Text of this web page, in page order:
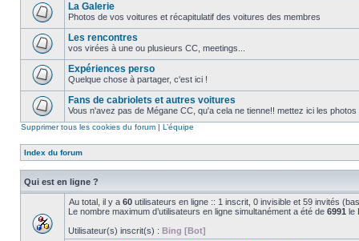
La Galerie
Photos de vos voitures et récapitulatif des voitures des membres
Les rencontres
vos virées à une ou plusieurs CC, meetings...
Expériences perso
Quelque chose à partager, c'est ici !
Fans de cabriolets et autres voitures
Vous n'avez pas de Mégane CC, qu'a cela ne tienne!! mettez ici les
Supprimer tous les cookies du forum | L’équipe
Index du forum
Qui est en ligne ?
Au total, il y a 60 utilisateurs en ligne :: 1 inscrit, 0 invisible et 59 invités
Le nombre maximum d’utilisateurs en ligne simultanément a été de 6991 le
Utilisateur(s) inscrit(s) : Bing [Bot]